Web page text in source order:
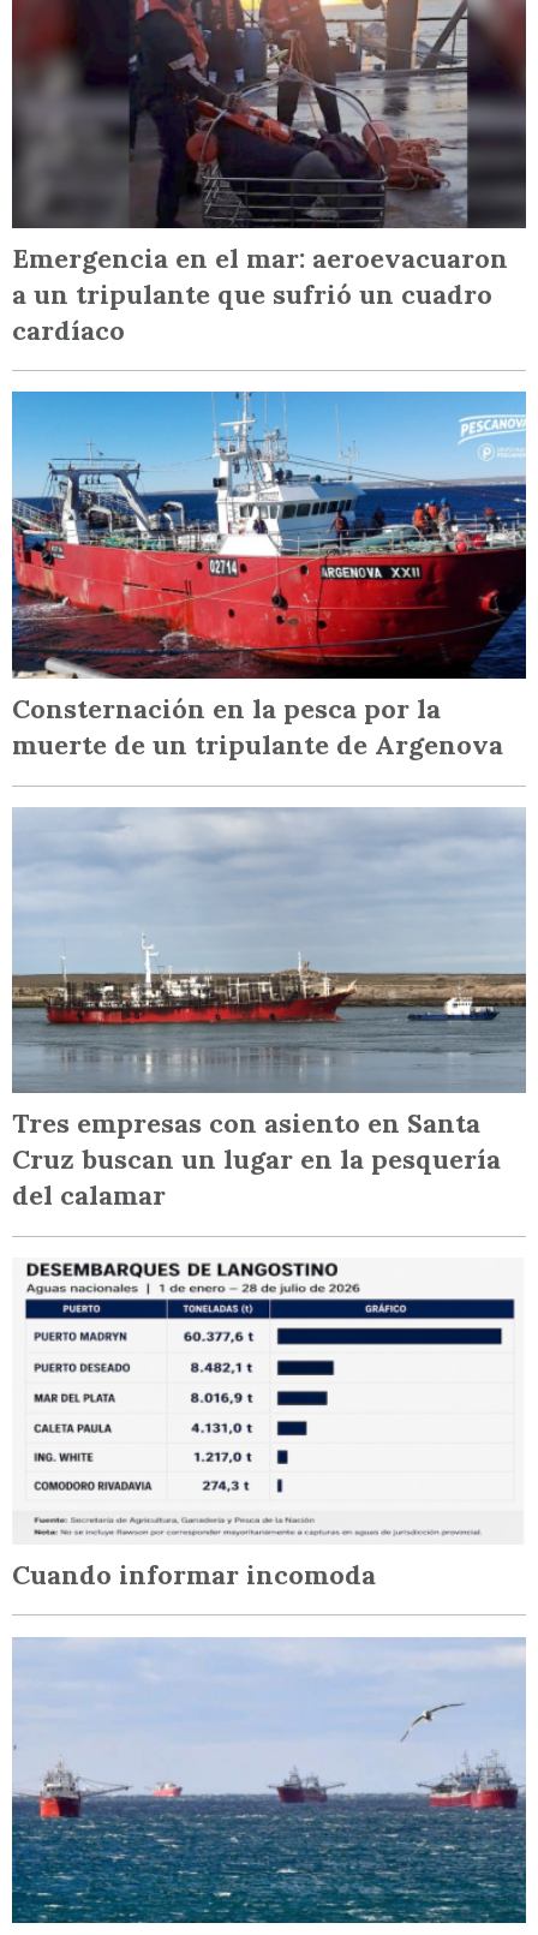
Emergencia en el mar: aeroevacuaron
a un tripulante que sufrió un cuadro
cardíaco
Consternación en la pesca por la
muerte de un tripulante de Argenova
Tres empresas con asiento en Santa
Cruz buscan un lugar en la pesquería
del calamar
Cuando informar incomoda